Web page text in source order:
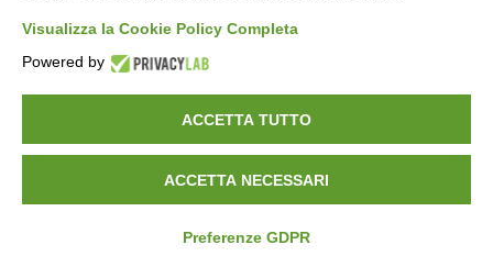
2026 Molinaro Srl -
Cookie Policy
Visualizza la Cookie Policy Completa
Powered by
ACCETTA TUTTO
ACCETTA NECESSARI
Preferenze GDPR